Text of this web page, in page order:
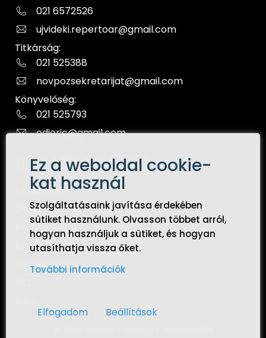
Ez a weboldal cookie-
kat használ
Szolgáltatásaink javítása érdekében
sütiket használunk. Olvasson többet arról,
hogyan használjuk a sütiket, és hogyan
utasíthatja vissza őket.
További információk
Elfogadom Beállítások
021 6572526
ujvideki.repertoar@gmail.com
Titkárság:
021 525388
novpozsekretarijat@gmail.com
Könyvelőség:
021 525793
odjeric@gmail.com
HIVATKOZÁSOK
Kezdőoldal
Dokumentumok
Közbeszerzés
Kapcsolat
Adatvédelem